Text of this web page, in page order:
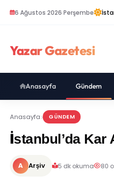
6 Ağustos 2026 Perşembe
Yazar Gazetesi
Anasayfa Gündem
Anasayfa GÜNDEM
İstanbul’da Kar
A Arşiv 5 dk okuma 80